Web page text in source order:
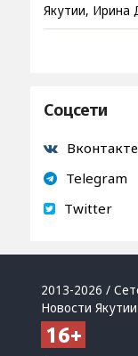
Якутии, Ирина
Соцсети
Вконтакте
Telegram
Twitter
2013-2026 /
Новости